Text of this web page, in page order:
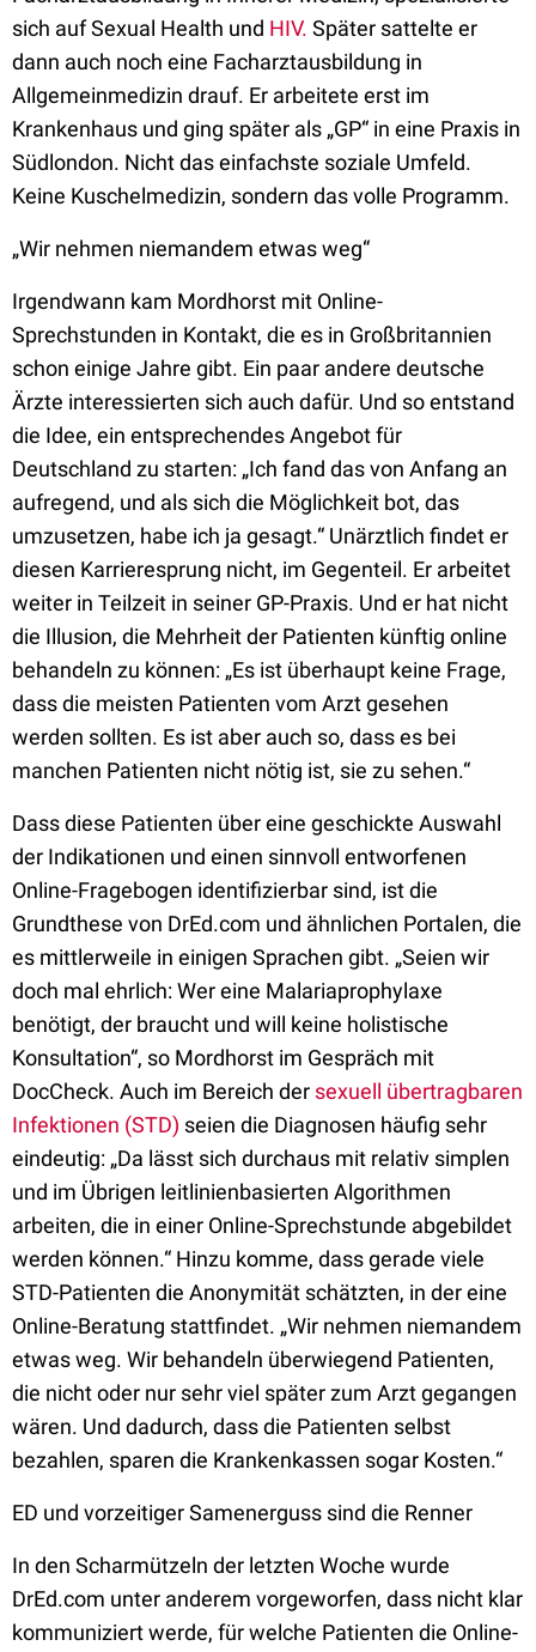
sich auf Sexual Health und HIV. Später sattelte er
dann auch noch eine Facharztausbildung in
Allgemeinmedizin drauf. Er arbeitete erst im
Krankenhaus und ging später als „GP“ in eine Praxis in
Südlondon. Nicht das einfachste soziale Umfeld.
Keine Kuschelmedizin, sondern das volle Programm.
„Wir nehmen niemandem etwas weg“
Irgendwann kam Mordhorst mit Online-
Sprechstunden in Kontakt, die es in Großbritannien
schon einige Jahre gibt. Ein paar andere deutsche
Ärzte interessierten sich auch dafür. Und so entstand
die Idee, ein entsprechendes Angebot für
Deutschland zu starten: „Ich fand das von Anfang an
aufregend, und als sich die Möglichkeit bot, das
umzusetzen, habe ich ja gesagt.“ Unärztlich findet er
diesen Karrieresprung nicht, im Gegenteil. Er arbeitet
weiter in Teilzeit in seiner GP-Praxis. Und er hat nicht
die Illusion, die Mehrheit der Patienten künftig online
behandeln zu können: „Es ist überhaupt keine Frage,
dass die meisten Patienten vom Arzt gesehen
werden sollten. Es ist aber auch so, dass es bei
manchen Patienten nicht nötig ist, sie zu sehen.“
Dass diese Patienten über eine geschickte Auswahl
der Indikationen und einen sinnvoll entworfenen
Online-Fragebogen identifizierbar sind, ist die
Grundthese von DrEd.com und ähnlichen Portalen, die
es mittlerweile in einigen Sprachen gibt. „Seien wir
doch mal ehrlich: Wer eine Malariaprophylaxe
benötigt, der braucht und will keine holistische
Konsultation“, so Mordhorst im Gespräch mit
DocCheck. Auch im Bereich der sexuell übertragbaren
Infektionen (STD) seien die Diagnosen häufig sehr
eindeutig: „Da lässt sich durchaus mit relativ simplen
und im Übrigen leitlinienbasierten Algorithmen
arbeiten, die in einer Online-Sprechstunde abgebildet
werden können.“ Hinzu komme, dass gerade viele
STD-Patienten die Anonymität schätzten, in der eine
Online-Beratung stattfindet. „Wir nehmen niemandem
etwas weg. Wir behandeln überwiegend Patienten,
die nicht oder nur sehr viel später zum Arzt gegangen
wären. Und dadurch, dass die Patienten selbst
bezahlen, sparen die Krankenkassen sogar Kosten.“
ED und vorzeitiger Samenerguss sind die Renner
In den Scharmützeln der letzten Woche wurde
DrEd.com unter anderem vorgeworfen, dass nicht klar
kommuniziert werde, für welche Patienten die Online-